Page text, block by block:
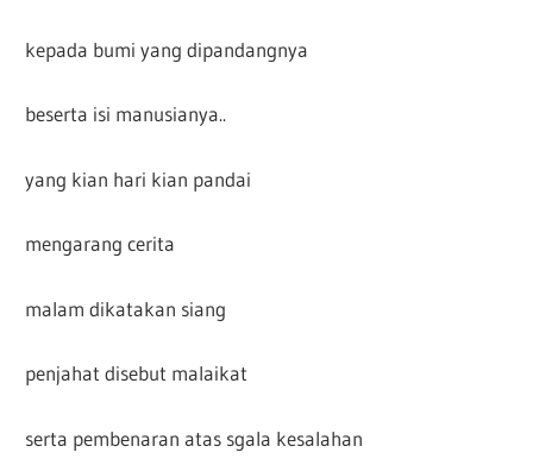
kepada bumi yang dipandangnya
beserta isi manusianya..
yang kian hari kian pandai
mengarang cerita
malam dikatakan siang
penjahat disebut malaikat
serta pembenaran atas sgala kesalahan